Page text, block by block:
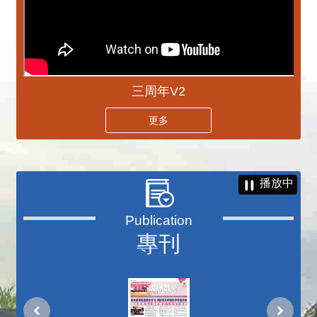
三周年V2
更多
專刊
播放中